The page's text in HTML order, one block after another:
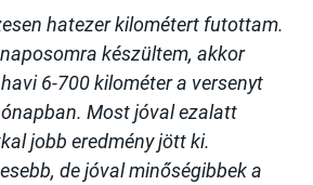
hatezer kilométert futottam.
készültem, akkor
6-700 kilométer a versenyt
Most jóval ezalatt
jobb eredmény jött ki.
de jóval minőségibbek a